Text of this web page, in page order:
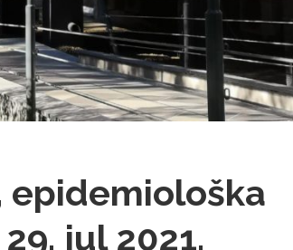
epidemiološka
jul 2021.